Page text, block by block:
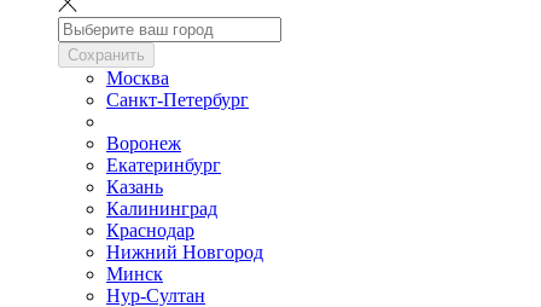
Сохранить
Москва
Санкт-Петербург
Воронеж
Екатеринбург
Казань
Калининград
Краснодар
Нижний Новгород
Минск
Нур-Султан